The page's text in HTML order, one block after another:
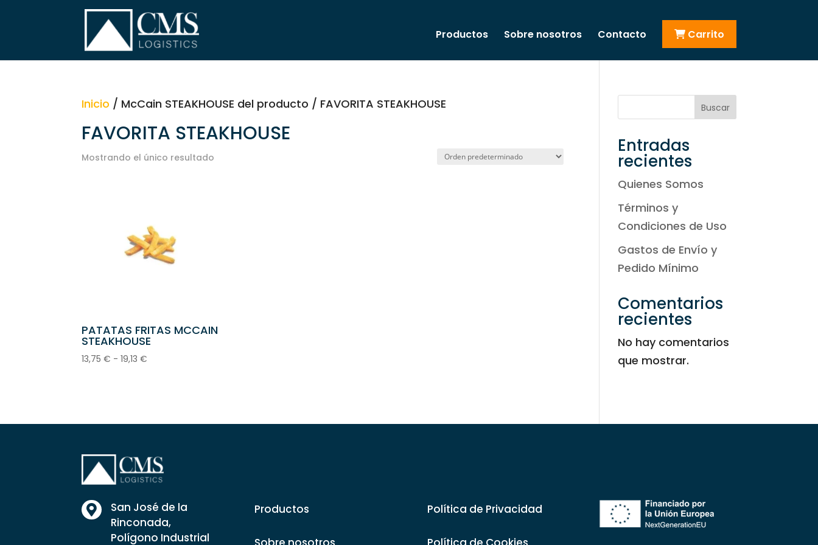
Productos Sobre nosotros Contacto Carrito
Inicio / McCain STEAKHOUSE del producto / FAVORITA STEAKHOUSE
FAVORITA STEAKHOUSE
Mostrando el único resultado
PATATAS FRITAS MCCAIN
STEAKHOUSE
13,75€ - 19,13€
Buscar
Entradas
recientes
Quienes Somos
Términos y
Condiciones de Uso
Gastos de Envío y
Pedido Mínimo
Comentarios
recientes
No hay comentarios
que mostrar.

San José de la
Rinconada,
Polígono Industrial
Productos Política de Privacidad